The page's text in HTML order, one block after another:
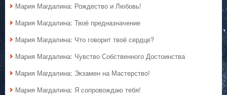
Мария Магдалина: Рождество и Любовь!
Мария Магдалина: Твоё предназначение
Мария Магдалина: Что говорит твоё сердце?
Мария Магдалина: Чувство Собственного Достоинства
Мария Магдалина: Экзамен на Мастерство!
Мария Магдалина: Я сопровождаю тебя!